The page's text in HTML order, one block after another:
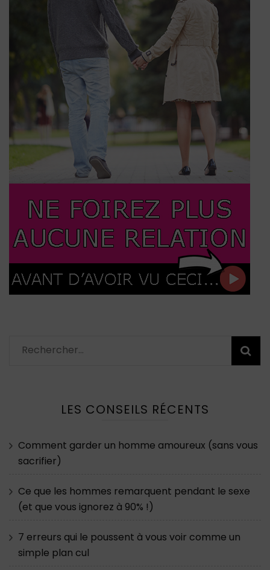
Rechercher :
LES CONSEILS RÉCENTS
Comment garder un homme amoureux (sans vous
sacrifier)
Ce que les hommes remarquent pendant le sexe
(et que vous ignorez à 90% !)
7 erreurs qui le poussent à vous voir comme un
simple plan cul